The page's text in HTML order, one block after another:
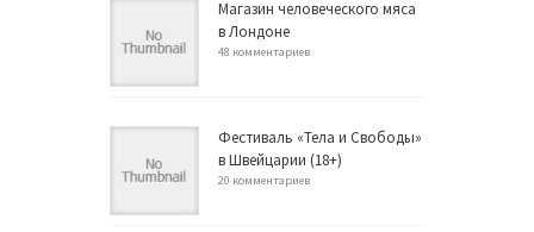
Магазин человеческого мяса
в Лондоне
48 комментариев
Фестиваль «Тела и Свободы»
в Швейцарии (18+)
20 комментариев